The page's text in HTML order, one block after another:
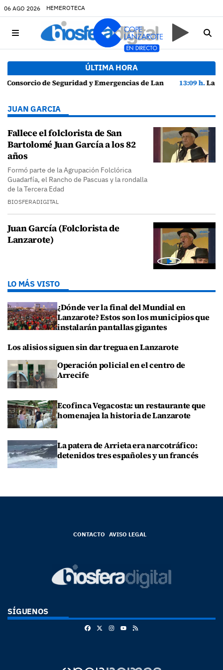
06 AGO 2026 HEMEROTECA
ÚLTIMA HORA
presenta la Guía de Seguridad en Actividades Náuticas
13:09 h.La Policía Local de Arrecife detiene a dos
JUAN GARCIA
Fallece el folclorista de San
Bartolomé Juan García a los 82
años
Formó parte de la Agrupación Folclórica
Guadarfía, el Rancho de Pascuas y la rondalla
de la Tercera Edad
BIOSFERADIGITAL
Juan García (Folclorista de
Lanzarote)
LO MÁS VISTO
¿Dónde ver la final del Mundial en
Lanzarote? Estos son los municipios que
instalarán pantallas gigantes
Los alisios siguen sin dar tregua en Lanzarote
Operación policial en el centro de
Arrecife
Ecofinca Vegacosta: un restaurante que
homenajea la historia de Lanzarote
La patera de Arrieta era narcotráfico:
detenidos tres españoles y un francés
CONTACTO AVISO LEGAL
SÍGUENOS
FacebookInstagram